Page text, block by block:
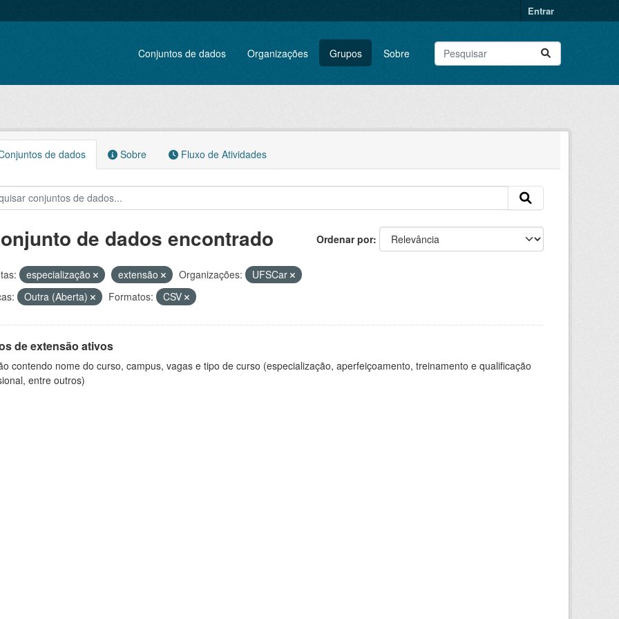
Entrar
Conjuntos de dados Organizações Grupos Sobre
de dados Sobre Fluxo de Atividades
Ordenar por
de dados encontrado
especialização extensão Organizações:
UFSCar
Outra (Aberta) Formatos: CSV
de extensão ativos
contendo nome do curso, campus, vagas e tipo de curso (especialização, aperfeiçoamento, treinamento e qualificação
entre outros)